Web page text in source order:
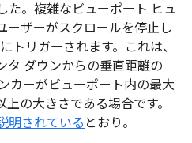
た。複雑なビューポート ヒュ
ーザーがスクロールを停止し
トリガーされます。これは、
タ ダウンからの垂直距離の
カーがビューポート内の最大
の大きさである場合です。
明されている とおり。